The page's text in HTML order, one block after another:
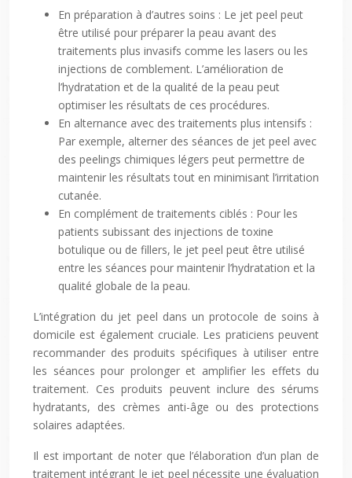
En préparation à d’autres soins : Le jet peel peut
être utilisé pour préparer la peau avant des
traitements plus invasifs comme les lasers ou les
injections de comblement. L’amélioration de
l’hydratation et de la qualité de la peau peut
optimiser les résultats de ces procédures.
En alternance avec des traitements plus intensifs :
Par exemple, alterner des séances de jet peel avec
des peelings chimiques légers peut permettre de
maintenir les résultats tout en minimisant l’irritation
cutanée.
En complément de traitements ciblés : Pour les
patients subissant des injections de toxine
botulique ou de fillers, le jet peel peut être utilisé
entre les séances pour maintenir l’hydratation et la
qualité globale de la peau.
L’intégration du jet peel dans un protocole de soins à
domicile est également cruciale. Les praticiens peuvent
recommander des produits spécifiques à utiliser entre
les séances pour prolonger et amplifier les effets du
traitement. Ces produits peuvent inclure des sérums
hydratants, des crèmes anti-âge ou des protections
solaires adaptées.
Il est important de noter que l’élaboration d’un plan de
traitement intégrant le jet peel nécessite une évaluation